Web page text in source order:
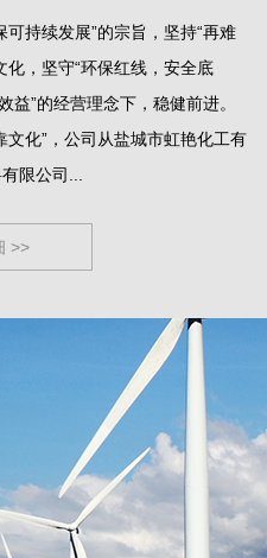
持续发展”的宗旨，坚持“再难
化，坚守“环保红线，安全底
益”的经营理念下，稳健前进。
化”，公司从盐城市虹艳化工有
限公司...
>>